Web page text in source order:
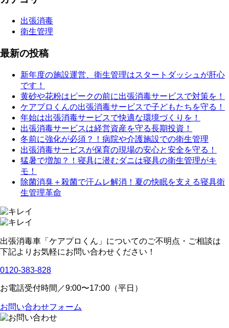
出張消毒
衛生管理
最新の投稿
新年度の施設運営、衛生管理はスタートダッシュが肝心
です！
黄砂や花粉はピークの前に出張消毒サービスで対策を！
ケアプロくんの出張消毒サービスで子どもたちを守る！
年始は出張消毒サービスで快適な環境づくりを！
出張消毒サービスは経営資産を守る長期投資！
冬前に強化が必須？！病院や介護施設での衛生管理
出張消毒サービスが保育の現場の安心と安全を守る！
猛暑で増加？！寝具に潜むダニは寝具の衛生管理がキ
モ！
除菌消臭＋殺菌で汗ムレ解消！夏の快眠を支える寝具衛
生管理革命
出張消毒車「ケアプロくん」についてのご不明点・ご相談は
下記よりお気軽にお問い合わせください！
0120-383-828
お電話受付時間／9:00〜17:00（平日）
お問い合わせフォーム